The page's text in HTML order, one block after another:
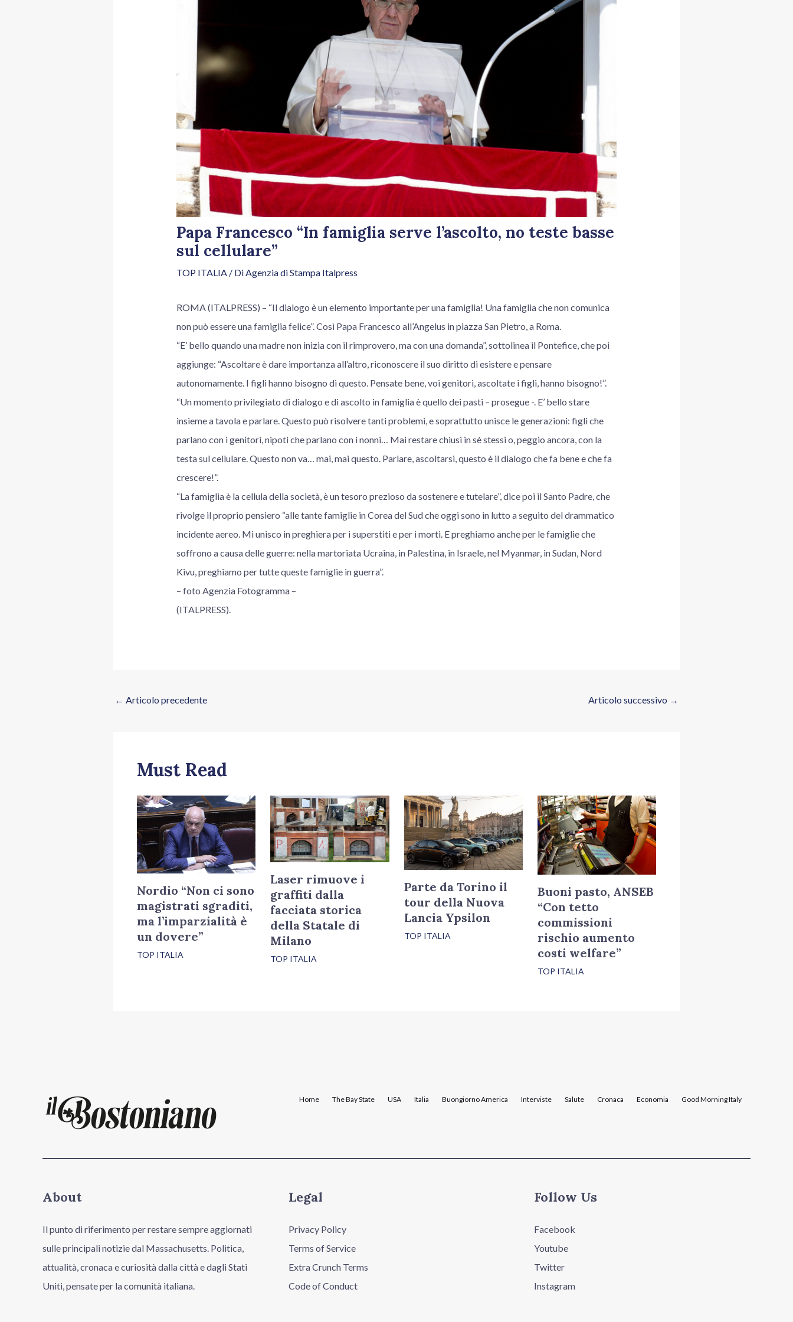
Papa Francesco “In famiglia serve l’ascolto, no teste basse
sul cellulare”
TOP ITALIA/ DiAgenzia di Stampa Italpress
ROMA (ITALPRESS) – “Il dialogo è un elemento importante per una famiglia! Una famiglia che non comunica
non può essere una famiglia felice”. Così Papa Francesco all’Angelus in piazza San Pietro, a Roma.
“E’ bello quando una madre non inizia con il rimprovero, ma con una domanda”, sottolinea il Pontefice, che poi
aggiunge: “Ascoltare è dare importanza all’altro, riconoscere il suo diritto di esistere e pensare
autonomamente. I figli hanno bisogno di questo. Pensate bene, voi genitori, ascoltate i figli, hanno bisogno!”.
“Un momento privilegiato di dialogo e di ascolto in famiglia è quello dei pasti – prosegue -. E’ bello stare
insieme a tavola e parlare. Questo può risolvere tanti problemi, e soprattutto unisce le generazioni: figli che
parlano con i genitori, nipoti che parlano con i nonni… Mai restare chiusi in sè stessi o, peggio ancora, con la
testa sul cellulare. Questo non va… mai, mai questo. Parlare, ascoltarsi, questo è il dialogo che fa bene e che fa
crescere!”.
“La famiglia è la cellula della società, è un tesoro prezioso da sostenere e tutelare”, dice poi il Santo Padre, che
rivolge il proprio pensiero “alle tante famiglie in Corea del Sud che oggi sono in lutto a seguito del drammatico
incidente aereo. Mi unisco in preghiera per i superstiti e per i morti. E preghiamo anche per le famiglie che
soffrono a causa delle guerre: nella martoriata Ucraina, in Palestina, in Israele, nel Myanmar, in Sudan, Nord
Kivu, preghiamo per tutte queste famiglie in guerra”.
– foto Agenzia Fotogramma –
(ITALPRESS).
← Articolo precedente Articolo successivo →
Must Read
Nordio “Non ci sono
magistrati sgraditi,
ma l’imparzialità è
un dovere”
TOP ITALIA
Laser rimuove i
graffiti dalla
facciata storica
della Statale di
Milano
TOP ITALIA
Parte da Torino il
tour della Nuova
Lancia Ypsilon
TOP ITALIA
Buoni pasto, ANSEB
“Con tetto
commissioni
rischio aumento
costi welfare”
TOP ITALIA
Home The Bay State USA Italia Buongiorno America Interviste Salute Cronaca Economia Good Morning Italy
About
Il punto di riferimento per restare sempre aggiornati
sulle principali notizie dal Massachusetts. Politica,
attualità, cronaca e curiosità dalla città e dagli Stati
Uniti, pensate per la comunità italiana.
Legal
Privacy Policy
Terms of Service
Extra Crunch Terms
Code of Conduct
Follow Us
Facebook
Youtube
Twitter
Instagram